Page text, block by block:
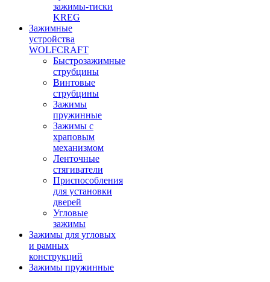
зажимы-тиски
KREG
Зажимные
устройства
WOLFCRAFT
Быстрозажимные
струбцины
Винтовые
струбцины
Зажимы
пружинные
Зажимы с
храповым
механизмом
Ленточные
стягиватели
Приспособления
для установки
дверей
Угловые
зажимы
Зажимы для угловых
и рамных
конструкций
Зажимы пружинные